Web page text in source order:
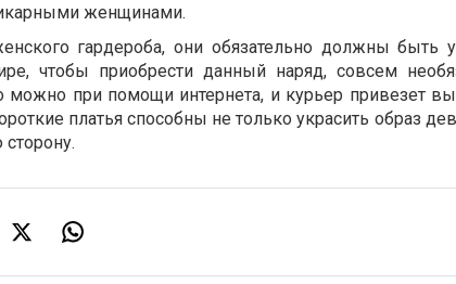
женщинами.
гардероба, они обязательно должны быть
чтобы приобрести данный наряд, совсем
можно при помощи интернета, и курьер привезет
платья способны не только украсить образ